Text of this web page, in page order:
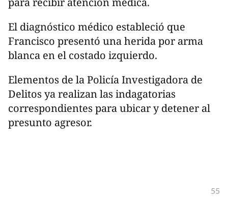
El diagnóstico médico estableció que
Francisco presentó una herida por arma
blanca en el costado izquierdo.
Elementos de la Policía Investigadora de
Delitos ya realizan las indagatorias
correspondientes para ubicar y detener al
presunto agresor.
55